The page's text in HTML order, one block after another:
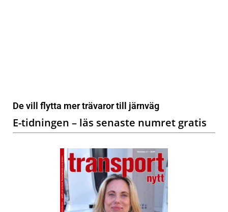
De vill flytta mer trävaror till järnväg
E-tidningen – läs senaste numret gratis